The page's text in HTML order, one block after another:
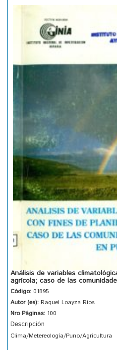
Análisis de variables
agrícola; caso de las
Código: 01895
Autor (es): Raquel Loayza Rios
Nro Páginas: 100
Descripción
Clima/Metereología/Puno/Agricultura